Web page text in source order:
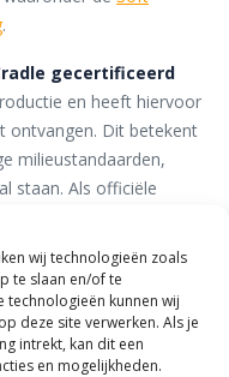
wij technologieën zoals
te slaan en/of te
kunnen wij
deze site verwerken. Als je
intrekt, kan dit een
en mogelijkheden.
.
gecertificeerd
en heeft hiervoor
ontvangen. Dit betekent
milieustandaarden,
staan. Als officiële
en laat je inspireren